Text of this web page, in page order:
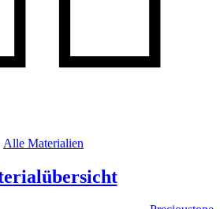
Alle Materialien